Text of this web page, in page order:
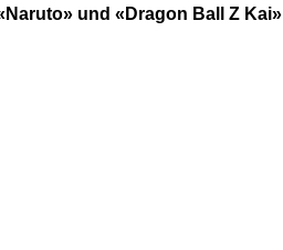
und «Dragon Ball Z